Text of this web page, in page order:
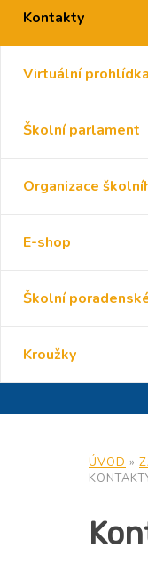
Kontakty
Virtuální prohlídka
Školní parlament
Organizace
E-shop
Školní
Kroužky
ÚVOD »